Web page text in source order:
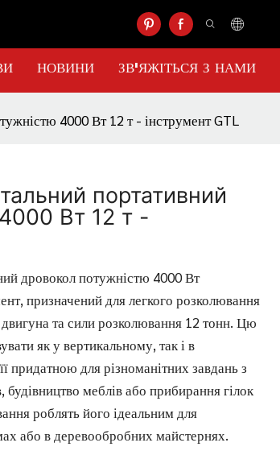
НОВИНИ ЗВ'ЯЖІТЬСЯ З НАМИ
4000 Вт 12 т - інструмент GTL
портативний
Вт 12 т -
дровокол потужністю 4000 Вт
призначений для легкого розколювання
та сили розколювання 12 тонн. Цю
як у вертикальному, так і в
придатною для різноманітних завдань з
меблів або прибирання гілок
роблять його ідеальним для
або в деревообробних майстернях.